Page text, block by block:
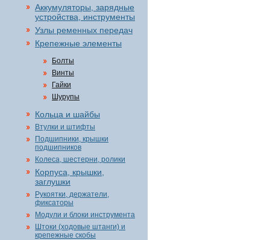
Аккумуляторы, зарядные
устройства, инструменты
Узлы ременных передач
Крепежные элементы
Болты
Винты
Гайки
Шурупы
Кольца и шайбы
Втулки и штифты
Подшипники, крышки
подшипников
Колеса, шестерни, ролики
Корпуса, крышки,
заглушки
Рукоятки, держатели,
фиксаторы
Модули и блоки инструмента
Штоки (ходовые штанги) и
крепежные скобы